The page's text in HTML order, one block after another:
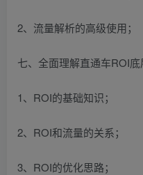
2、流量解析的高级使用；
七、全面理解直通车ROI底
1、ROI的基础知识；
2、ROI和流量的关系；
3、ROI的优化思路；